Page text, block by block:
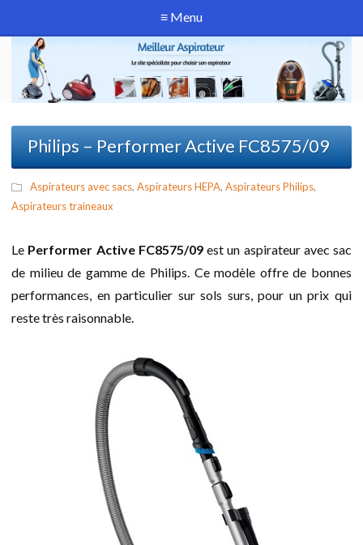
≡ Menu
Philips – Performer Active FC8575/09
Aspirateurs avec sacs, Aspirateurs HEPA, Aspirateurs Philips,
Aspirateurs traineaux
Le Performer Active FC8575/09est un aspirateur avec sac
de milieu de gamme de Philips. Ce modèle offre de bonnes
performances, en particulier sur sols surs, pour un prix qui
reste très raisonnable.